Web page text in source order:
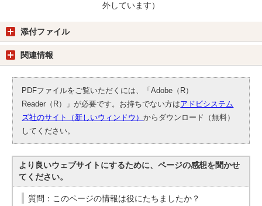
外しています）
添付ファイル
関連情報
PDFファイルをご覧いただくには、「Adobe（R）
Reader（R）」が必要です。お持ちでない方はアドビシステム
ズ社のサイト（新しいウィンドウ）からダウンロード（無料）
してください。
より良いウェブサイトにするために、ページの感想を聞かせ
てください。
質問：このページの情報は役にたちましたか？